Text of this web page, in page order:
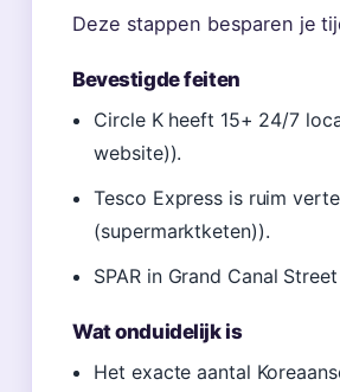
Deze stappen besparen je
Bevestigde feiten
Circle K heeft 15+ 24/7
website)).
Tesco Express is ruim
(supermarktketen)).
SPAR in Grand Canal
Wat onduidelijk is
Het exacte aantal